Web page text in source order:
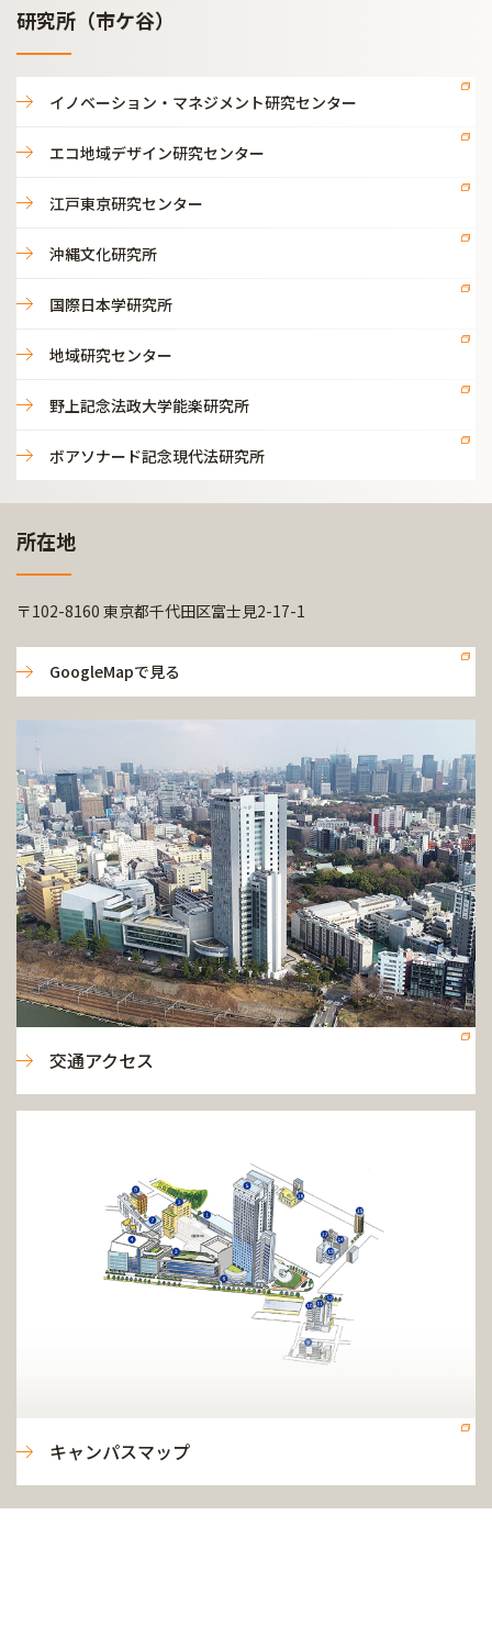
研究所（市ケ谷）
イノベーション・マネジメント研究センター
エコ地域デザイン研究センター
江戸東京研究センター
沖縄文化研究所
国際日本学研究所
地域研究センター
野上記念法政大学能楽研究所
ボアソナード記念現代法研究所
所在地
〒102-8160 東京都千代田区富士見2-17-1
GoogleMapで見る
交通アクセス
キャンパスマップ